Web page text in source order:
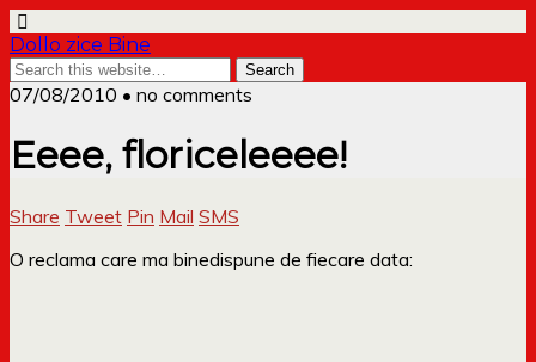
Dollo zice Bine
07/08/2010 • no comments
Eeee, floriceleeee!
Share Tweet Pin Mail SMS
O reclama care ma binedispune de fiecare data: